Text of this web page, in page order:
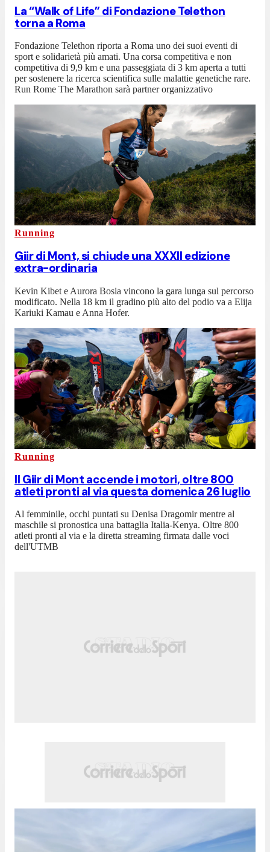
La “Walk of Life” di Fondazione Telethon
torna a Roma
Fondazione Telethon riporta a Roma uno dei suoi eventi di
sport e solidarietà più amati. Una corsa competitiva e non
competitiva di 9,9 km e una passeggiata di 3 km aperta a tutti
per sostenere la ricerca scientifica sulle malattie genetiche rare.
Run Rome The Marathon sarà partner organizzativo
Running
Giir di Mont, si chiude una XXXII edizione
extra-ordinaria
Kevin Kibet e Aurora Bosia vincono la gara lunga sul percorso
modificato. Nella 18 km il gradino più alto del podio va a Elija
Kariuki Kamau e Anna Hofer.
Running
Il Giir di Mont accende i motori, oltre 800
atleti pronti al via questa domenica 26 luglio
Al femminile, occhi puntati su Denisa Dragomir mentre al
maschile si pronostica una battaglia Italia-Kenya. Oltre 800
atleti pronti al via e la diretta streaming firmata dalle voci
dell'UTMB